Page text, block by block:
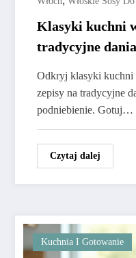
Klasyki kuchni
tradycyjne dania
Odkryj klasyki kuchni
zepisy na tradycyjne
podniebienie. Gotuj…
Czytaj dalej
Kuchnia I Gotowanie